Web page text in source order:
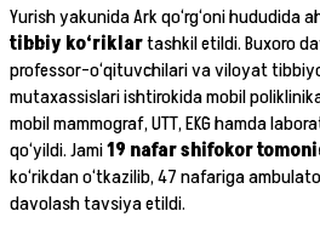
Yurish yakunida Ark qo‘rg‘oni hududida
tibbiy ko‘riklartashkil etildi. Buxoro
professor-o‘qituvchilari va viloyat
mutaxassislari ishtirokida mobil
mobil mammograf, UTT, EKG hamda
qo‘yildi. Jami19 nafar shifokor
ko‘rikdan o‘tkazilib, 47 nafariga
davolash tavsiya etildi.